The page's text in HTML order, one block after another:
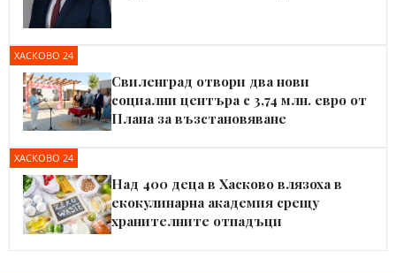
ХАСКОВО 24
Свиленград отвори два нови
социални центъра с 3,74 млн. евро от
Плана за възстановяване
ХАСКОВО 24
Над 400 деца в Хасково влязоха в
екокулинарна академия срещу
хранителните отпадъци